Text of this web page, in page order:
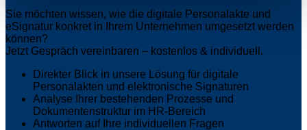
Sie möchten wissen, wie die digitale Personalakte und
eSignatur konkret in Ihrem Unternehmen umgesetzt werden
können?
Jetzt Gespräch vereinbaren – kostenlos & individuell.
Direkter Blick in unsere Lösung für digitale
Personalakten und elektronische Signaturen
Analyse Ihrer bestehenden Prozesse und
Dokumentenstruktur im HR-Bereich
Antworten auf Ihre individuellen Fragen